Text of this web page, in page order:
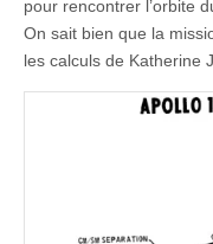
pour rencontrer l’orbite
On sait bien que la
les calculs de Katherine